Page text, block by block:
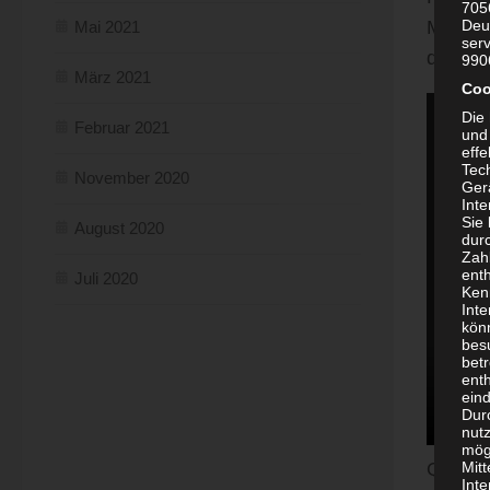
die
Mai 2021
März 2021
Februar 2021
November 2020
August 2020
Juli 2020
Die
Sie